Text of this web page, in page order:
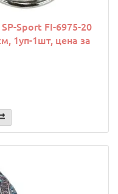
Sport FI-6975-20
1уп-1шт, цена за